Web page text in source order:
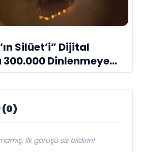
Silüet’i” Dijital
Dinlenmeye
İlk görüşü siz bildirin!